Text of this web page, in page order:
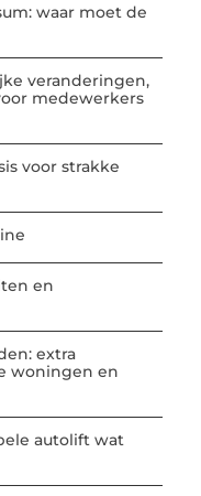
waar moet de
veranderingen,
medewerkers
voor strakke
en
extra
woningen en
autolift wat